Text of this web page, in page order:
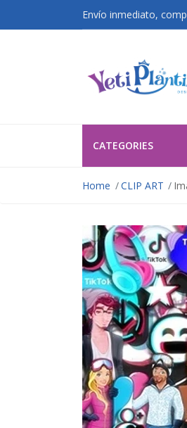
Envío inmediato,
CATEGORIES
Home CLIP ART